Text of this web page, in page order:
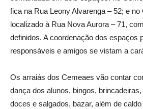
fica na Rua Leony Alvarenga – 52; e
localizado à Rua Nova Aurora – 71,
definidos. A coordenação dos espaços
responsáveis e amigos se vistam a
Os arraiás dos Cemeaes vão contar
dança dos alunos, bingos,
doces e salgados, bazar, além de